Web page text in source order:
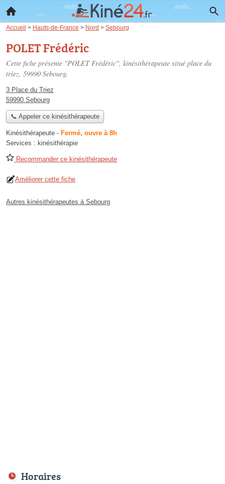
Accueil > Hauts-de-France > Nord > Sebourg
POLET Frédéric
Cette fiche présente "POLET Frédéric", kinésithérapeute situé place du
triez, 59990 Sebourg.
3 Place du Triez
59990 Sebourg
📞 Appeler ce kinésithérapeute
Kinésithérapeute - Fermé, ouvre à 8h
Services : kinésithérapie
Recommander ce kinésithérapeute
Améliorer cette fiche
Autres kinésithérapeutes à Sebourg
Horaires